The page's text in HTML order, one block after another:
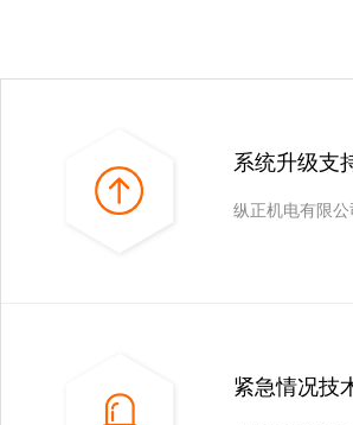
系统升级支
纵正机电有限
紧急情况技